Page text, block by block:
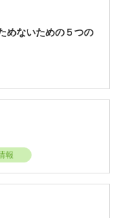
めないための５つの
報